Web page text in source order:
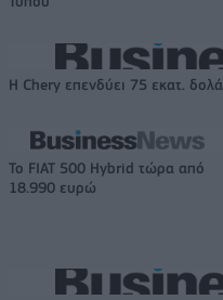
Η Chery επενδύει 75 εκατ.
Το FIAT 500 Hybrid τώρα από
18.990 ευρώ